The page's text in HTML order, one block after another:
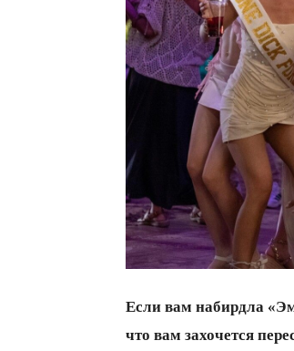
Если вам набирдла
что вам захочется